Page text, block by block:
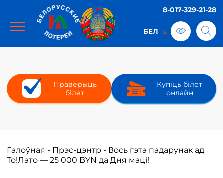
8-017-329-21-28
Праверыць
білет
Купіць білет
онлайн
Галоўная - Прэс-цэнтр - Вось гэта падарунак ад
То!Лато — 25 000 BYN да Дня маці!